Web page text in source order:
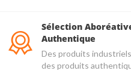
Sélection
Authentique
Des produits
des produits